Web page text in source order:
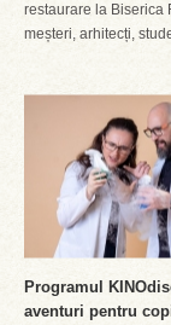
restaurare la Biserica
meșteri, arhitecți,
Programul
aventuri pentru